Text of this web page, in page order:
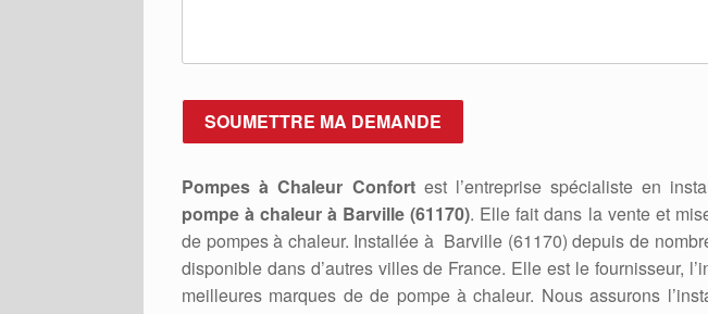
Pompes à Chaleur Confortest l’entreprise spécialiste en
pompe à chaleur à Barville (61170). Elle fait dans la vente et
de pompes à chaleur. Installée à Barville (61170) depuis de
disponible dans d’autres villes de France. Elle est le fournisseur,
meilleures marques de de pompe à chaleur. Nous assurons